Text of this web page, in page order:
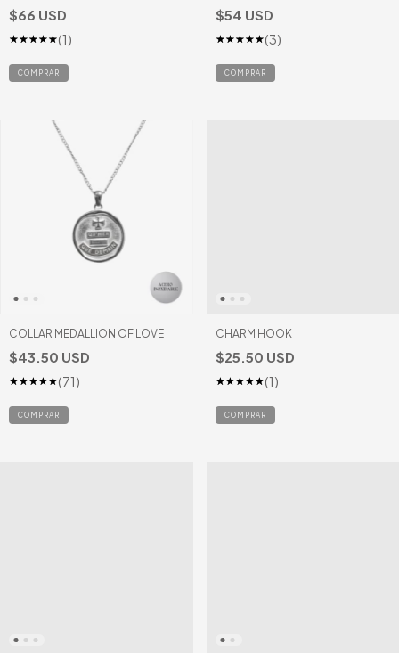
$66 USD
(1)
$54 USD
(3)
COLLAR MEDALLION OF LOVE
$43.50 USD
(71)
CHARM HOOK
$25.50 USD
(1)